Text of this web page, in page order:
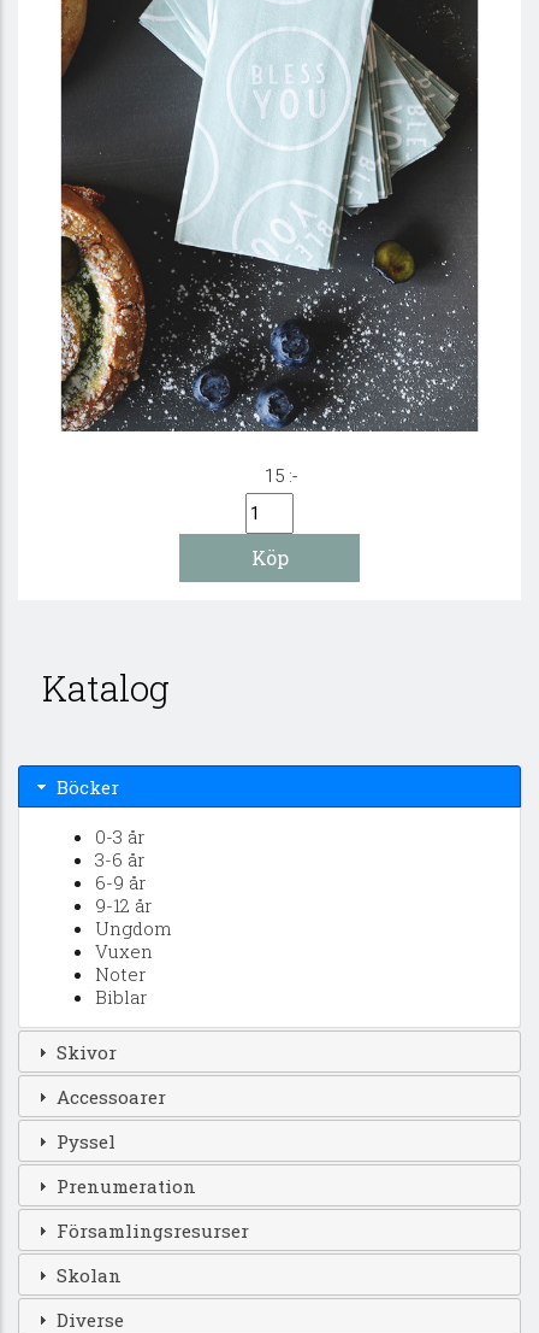
Pappersnäsdukar - Bless you
15 :-
Katalog
Böcker
0-3 år
3-6 år
6-9 år
9-12 år
Ungdom
Vuxen
Noter
Biblar
Skivor
Accessoarer
Pyssel
Prenumeration
Församlingsresurser
Skolan
Diverse